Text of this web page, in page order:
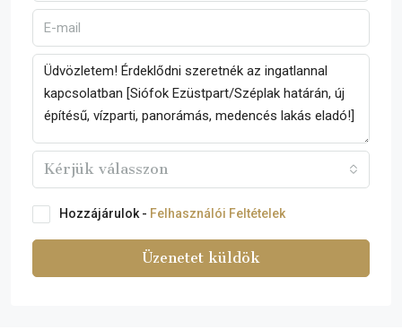
Kérjük válasszon
Hozzájárulok - Felhasználói Feltételek
Üzenetet küldök